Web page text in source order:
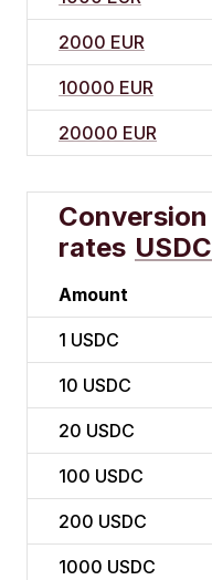
2000 EUR
10000 EUR
20000 EUR
Conversion
rates USDC
Amount
1 USDC
10 USDC
20 USDC
100 USDC
200 USDC
1000 USDC